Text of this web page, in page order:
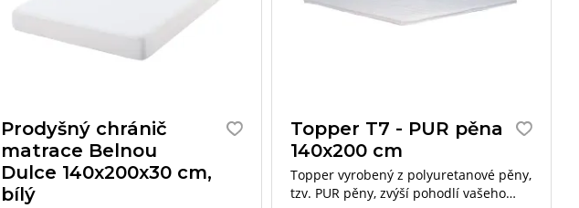
Prodyšný chránič
matrace Belnou
Dulce 140x200x30 cm,
bílý
Topper T7 - PUR pěna
140x200 cm
Topper vyrobený z polyuretanové pěny,
tzv. PUR pěny, zvýší pohodlí vašeho